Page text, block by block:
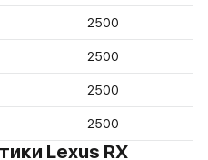
2500
2500
2500
2500
Lexus RX